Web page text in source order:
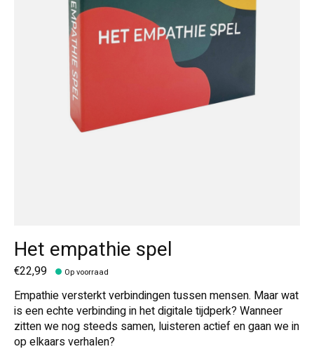
Het empathie spel
€22,99 Op voorraad
Empathie versterkt verbindingen tussen mensen. Maar wat
is een echte verbinding in het digitale tijdperk? Wanneer
zitten we nog steeds samen, luisteren actief en gaan we in
op elkaars verhalen?